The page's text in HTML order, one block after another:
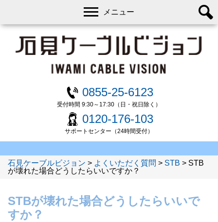
0855-25-6123
受付時間 9:30～17:30（日・祝日除く）
0120-176-103
サポートセンター（24時間受付）
メニュー
石見ケーブルビジョン > よくいただく質問 > STB > STB
が壊れた場合どうしたらいいですか？
STBが壊れた場合どうしたらいいで
すか？